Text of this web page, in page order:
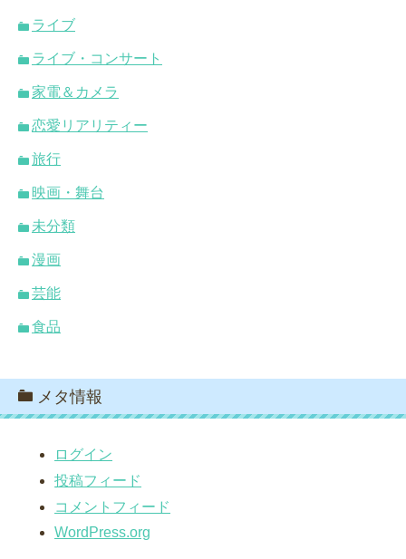
ライブ
ライブ・コンサート
家電＆カメラ
恋愛リアリティー
旅行
映画・舞台
未分類
漫画
芸能
食品
メタ情報
ログイン
投稿フィード
コメントフィード
WordPress.org